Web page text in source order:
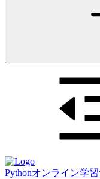
Pythonオンライン学